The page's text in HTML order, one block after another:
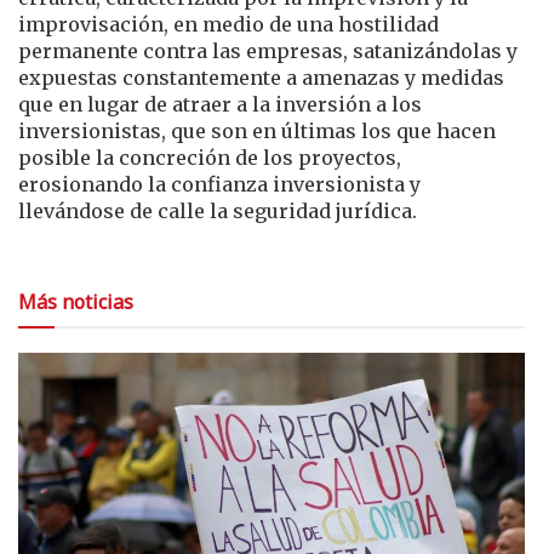
improvisación, en medio de una hostilidad
permanente contra las empresas, satanizándolas y
expuestas constantemente a amenazas y medidas
que en lugar de atraer a la inversión a los
inversionistas, que son en últimas los que hacen
posible la concreción de los proyectos,
erosionando la confianza inversionista y
llevándose de calle la seguridad jurídica.
Más noticias